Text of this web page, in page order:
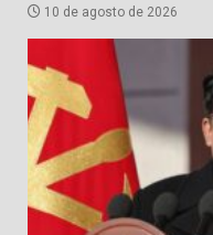
10 de agosto de 2026